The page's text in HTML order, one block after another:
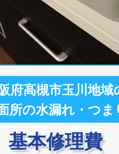
府高槻市玉川地域
所の水漏れ・つま
基本修理費